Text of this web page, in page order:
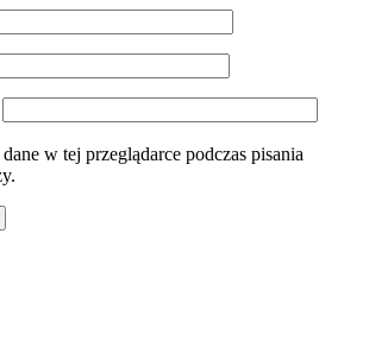
w tej przeglądarce podczas pisania